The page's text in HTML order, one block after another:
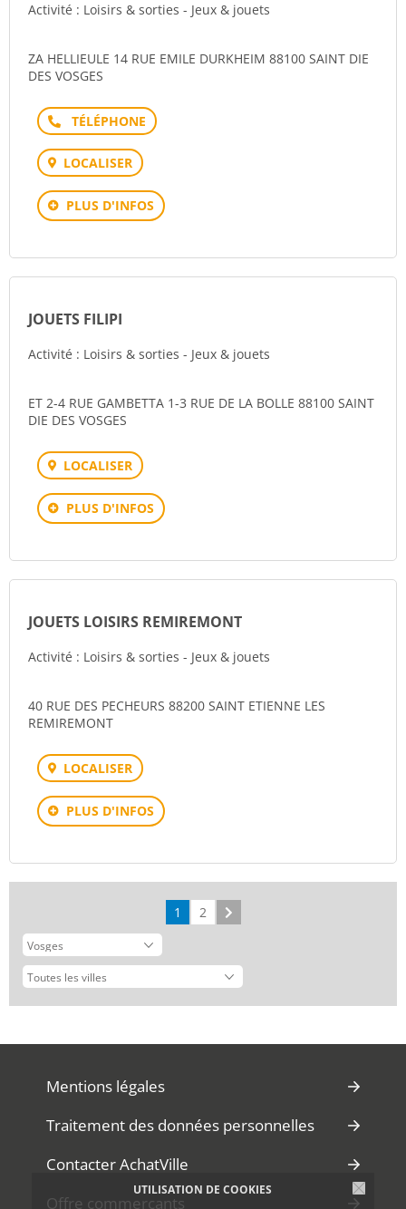
UTILISATION DE COOKIES
Activité : Loisirs & sorties - Jeux & jouets
ZA HELLIEULE 14 RUE EMILE DURKHEIM 88100 SAINT DIE
DES VOSGES
Téléphone
LOCALISER
PLUS D'INFOS
JOUETS FILIPI
Activité : Loisirs & sorties - Jeux & jouets
ET 2-4 RUE GAMBETTA 1-3 RUE DE LA BOLLE 88100 SAINT
DIE DES VOSGES
LOCALISER
PLUS D'INFOS
JOUETS LOISIRS REMIREMONT
Activité : Loisirs & sorties - Jeux & jouets
40 RUE DES PECHEURS 88200 SAINT ETIENNE LES
REMIREMONT
LOCALISER
PLUS D'INFOS
1 2
Mentions légales
Traitement des données personnelles
Contacter AchatVille
Offre commerçants